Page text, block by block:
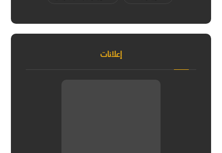
إعلانات